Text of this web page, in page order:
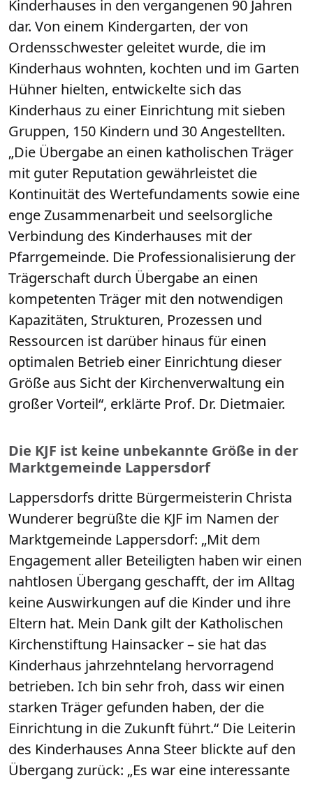
Kinderhauses in den vergangenen 90 Jahren
dar. Von einem Kindergarten, der von
Ordensschwester geleitet wurde, die im
Kinderhaus wohnten, kochten und im Garten
Hühner hielten, entwickelte sich das
Kinderhaus zu einer Einrichtung mit sieben
Gruppen, 150 Kindern und 30 Angestellten.
„Die Übergabe an einen katholischen Träger
mit guter Reputation gewährleistet die
Kontinuität des Wertefundaments sowie eine
enge Zusammenarbeit und seelsorgliche
Verbindung des Kinderhauses mit der
Pfarrgemeinde. Die Professionalisierung der
Trägerschaft durch Übergabe an einen
kompetenten Träger mit den notwendigen
Kapazitäten, Strukturen, Prozessen und
Ressourcen ist darüber hinaus für einen
optimalen Betrieb einer Einrichtung dieser
Größe aus Sicht der Kirchenverwaltung ein
großer Vorteil“, erklärte Prof. Dr. Dietmaier.
Die KJF ist keine unbekannte Größe in der
Marktgemeinde Lappersdorf
Lappersdorfs dritte Bürgermeisterin Christa
Wunderer begrüßte die KJF im Namen der
Marktgemeinde Lappersdorf: „Mit dem
Engagement aller Beteiligten haben wir einen
nahtlosen Übergang geschafft, der im Alltag
keine Auswirkungen auf die Kinder und ihre
Eltern hat. Mein Dank gilt der Katholischen
Kirchenstiftung Hainsacker – sie hat das
Kinderhaus jahrzehntelang hervorragend
betrieben. Ich bin sehr froh, dass wir einen
starken Träger gefunden haben, der die
Einrichtung in die Zukunft führt.“ Die Leiterin
des Kinderhauses Anna Steer blickte auf den
Übergang zurück: „Es war eine interessante